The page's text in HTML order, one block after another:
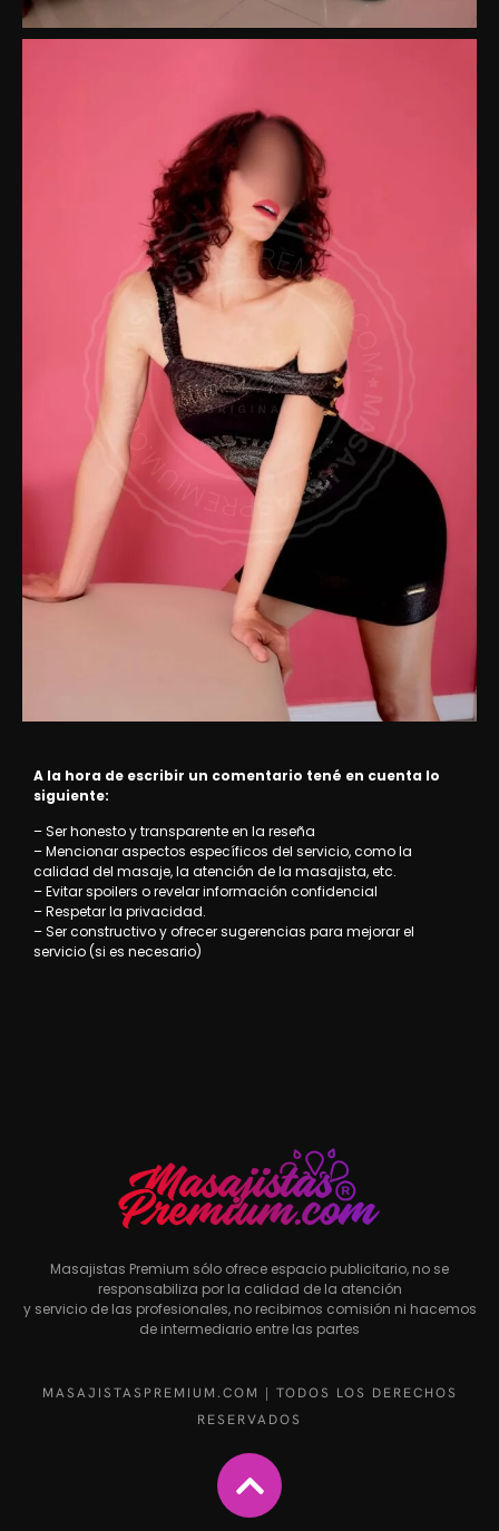
A la hora de escribir un comentario tené en cuenta lo
siguiente:
– Ser honesto y transparente en la reseña
– Mencionar aspectos específicos del servicio, como la
calidad del masaje, la atención de la masajista, etc.
– Evitar spoilers o revelar información confidencial
– Respetar la privacidad.
– Ser constructivo y ofrecer sugerencias para mejorar el
servicio (si es necesario)
Masajistas Premium sólo ofrece espacio publicitario, no se
responsabiliza por la calidad de la atención
y servicio de las profesionales, no recibimos comisión ni hacemos
de intermediario entre las partes
MASAJISTASPREMIUM.COM | TODOS LOS DERECHOS
RESERVADOS